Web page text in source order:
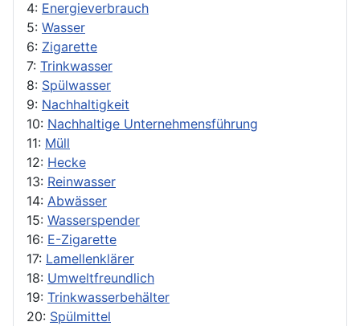
4: Energieverbrauch
5: Wasser
6: Zigarette
7: Trinkwasser
8: Spülwasser
9: Nachhaltigkeit
10: Nachhaltige Unternehmensführung
11: Müll
12: Hecke
13: Reinwasser
14: Abwässer
15: Wasserspender
16: E-Zigarette
17: Lamellenklärer
18: Umweltfreundlich
19: Trinkwasserbehälter
20: Spülmittel